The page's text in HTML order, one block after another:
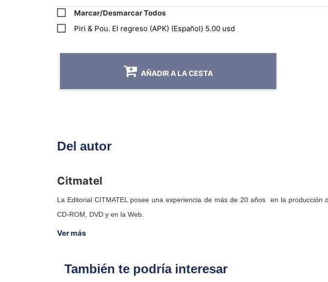
de
Marcar/Desmarcar Todos
Piri & Pou. El regreso (APK) (Español) 5.00 usd
AÑADIR A LA CESTA
Del autor
Citmatel
La Editorial CITMATEL posee una experiencia de más de 20 años en la
CD-ROM, DVD y en la Web.
Ver más
También te podría interesar